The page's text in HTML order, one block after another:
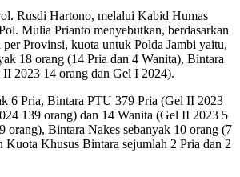
Rusdi Hartono, melalui Kabid Humas
Mulia Prianto menyebutkan, berdasarkan
per Provinsi, kuota untuk Polda Jambi yaitu,
18 orang (14 Pria dan 4 Wanita), Bintara
2023 14 orang dan Gel I 2024).
6 Pria, Bintara PTU 379 Pria (Gel II 2023
139 orang) dan 14 Wanita (Gel II 2023 5
orang), Bintara Nakes sebanyak 10 orang (7
Kuota Khusus Bintara sejumlah 2 Pria dan 2